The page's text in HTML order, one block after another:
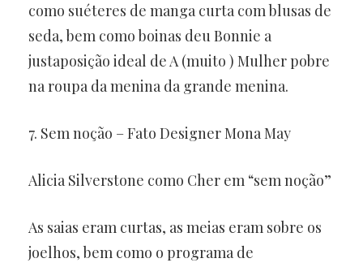
como suéteres de manga curta com blusas de
seda, bem como boinas deu Bonnie a
justaposição ideal de A (muito ) Mulher pobre
na roupa da menina da grande menina.
7. Sem noção – Fato Designer Mona May
Alicia Silverstone como Cher em “sem noção”
As saias eram curtas, as meias eram sobre os
joelhos, bem como o programa de